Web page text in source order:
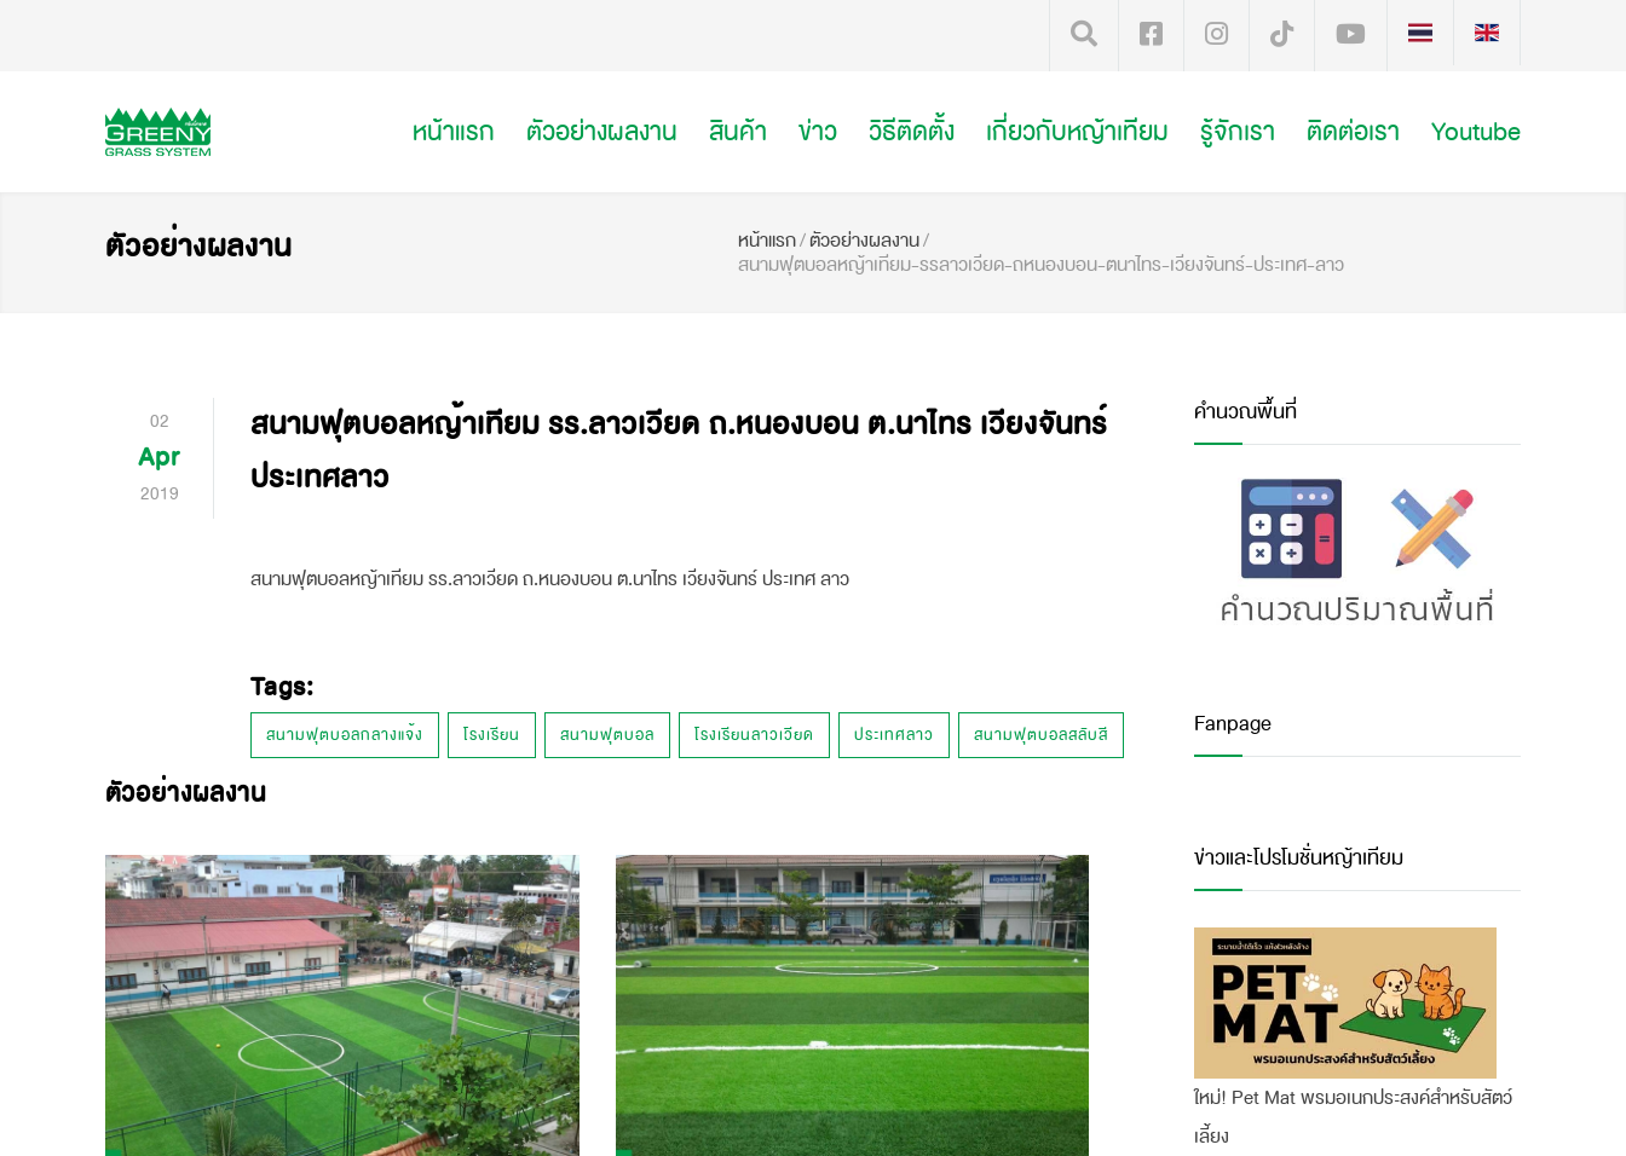
หน้าแรก ตัวอย่างผลงาน สินค้า ข่าว วิธีติดตั้ง เกี่ยวกับหญ้าเทียม รู้จักเรา ติดต่อเรา Youtube
ตัวอย่างผลงาน หน้าแรก/ตัวอย่างผลงาน/
สนามฟุตบอลหญ้าเทียม-รรลาวเวียด-ถหนองบอน-ตนาไทร-เวียงจันทร์-ประเทศ-ลาว
02
Apr
2019
สนามฟุตบอลหญ้าเทียม รร.ลาวเวียด ถ.หนองบอน ต.นาไทร เวียงจันทร์
ประเทศลาว
สนามฟุตบอลหญ้าเทียม รร.ลาวเวียด ถ.หนองบอน ต.นาไทร เวียงจันทร์ ประเทศ ลาว
Tags:
สนามฟุตบอลกลางแจ้ง โรงเรียน สนามฟุตบอล โรงเรียนลาวเวียด ประเทศลาว สนามฟุตบอลสลับสี
ตัวอย่างผลงาน
คำนวณพื้นที่
Fanpage
ข่าวและโปรโมชั่นหญ้าเทียม
ใหม่! Pet Mat พรมอเนกประสงค์สำหรับสัตว์
เลี้ยง